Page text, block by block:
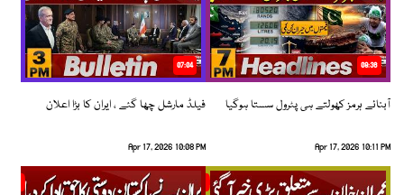
08:36
آبنائے ہرمز کھولتے ہی پٹرول سستا ہوگیا
Apr 17, 2026 10:11 PM
07:04
فیلڈ مارشل چھا گئے ، ایران کا بڑا اعلان
Apr 17, 2026 10:08 PM